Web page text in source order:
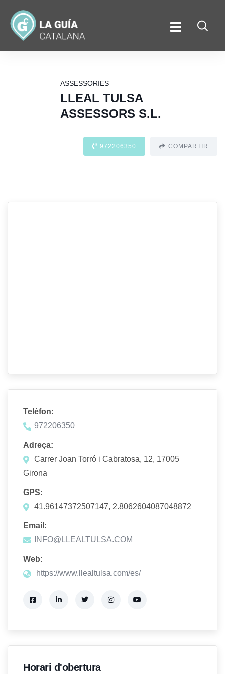
ASSESSORIES
LLEAL TULSA
ASSESSORS S.L.
972206350 COMPARTIR
Telèfon:
972206350
Adreça:
Carrer Joan Torró i Cabratosa, 12, 17005
Girona
GPS:
41.96147372507147, 2.8062604087048872
Email:
INFO@LLEALTULSA.COM
Web:
https://www.llealtulsa.com/es/
Horari d'obertura